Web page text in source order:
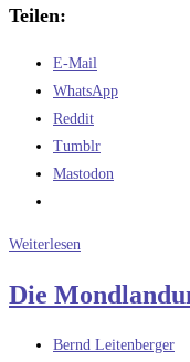
Teilen:
E-Mail
WhatsApp
Reddit
Tumblr
Mastodon
Weiterlesen
Himmelskörper
Die
Beitrags-
Bernd Leitenberger